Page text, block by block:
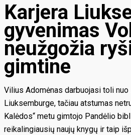
Karjera
gyvenimas
neužgožia
gimtine
Vilius Adomėnas darbuojasi toli
Liuksemburge, tačiau atstumas
Kalėdos“ metu gimtojo Pandėlio
reikalingiausių naujų knygų ir taip